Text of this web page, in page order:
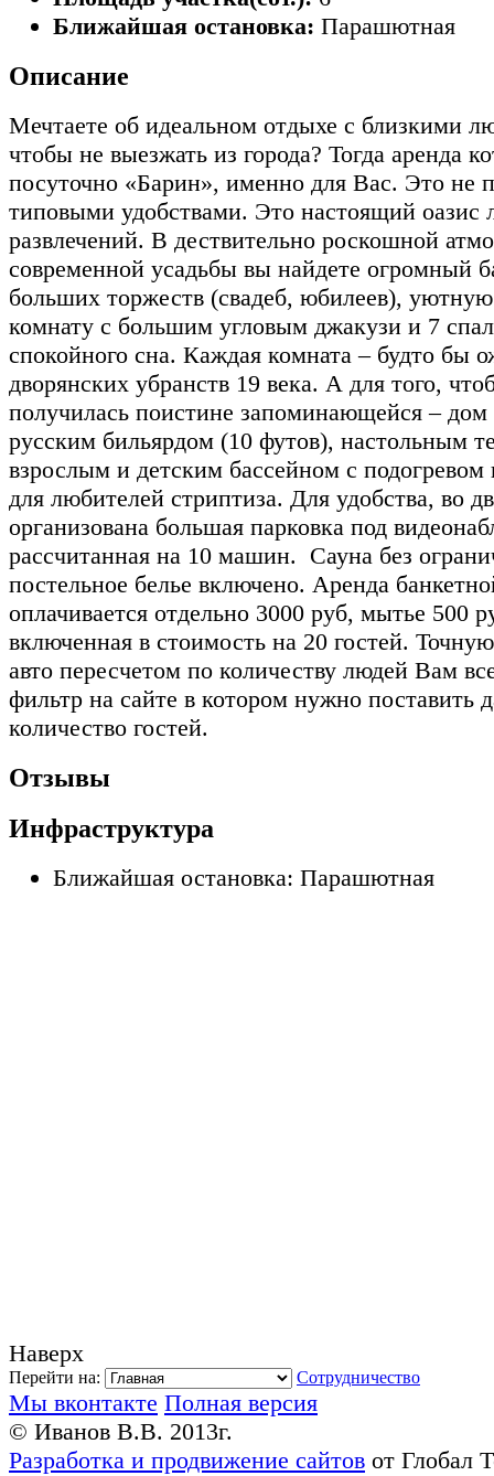
Ближайшая остановка: Парашютная
Описание
Мечтаете об идеальном отдыхе с близкими
чтобы не выезжать из города? Тогда аренда
посуточно «Барин», именно для Вас. Это не
типовыми удобствами. Это настоящий
развлечений. В дествительно роскошной
современной усадьбы вы найдете огромный
больших торжеств (свадеб, юбилеев),
комнату с большим угловым джакузи и 7
спокойного сна. Каждая комната – будто бы
дворянских убранств 19 века. А для того,
получилась поистине запоминающейся –
русским бильярдом (10 футов), настольным
взрослым и детским бассейном с
для любителей стриптиза. Для удобства, во
организована большая парковка под
рассчитанная на 10 машин. Сауна без
постельное белье включено. Аренда
оплачивается отдельно 3000 руб, мытье 500
включенная в стоимость на 20 гостей.
авто пересчетом по количеству людей Вам
фильтр на сайте в котором нужно поставить
количество гостей.
Отзывы
Инфраструктура
Ближайшая остановка: Парашютная
Наверх
Перейти на: Сотрудничество
Мы вконтакте Полная версия
© Иванов В.В. 2013г.
Разработка и продвижение сайтов от Глобал